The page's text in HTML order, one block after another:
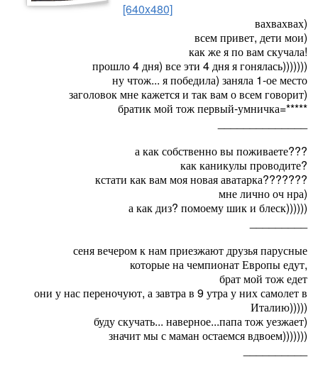
[640x480]
вахвахвах)
всем привет, дети мои)
как же я по вам скучала!
прошло 4 дня) все эти 4 дня я гонялась)))))))
ну чтож... я победила) заняла 1-ое место
заголовок мне кажется и так вам о всем говорит)
братик мой тож первый-умничка=*****
а как собственно вы поживаете???
как каникулы проводите?
кстати как вам моя новая аватарка???????
мне лично оч нра)
а как диз? помоему шик и блеск))))))
сеня вечером к нам приезжают друзья парусные
которые на чемпионат Европы едут,
брат мой тож едет
они у нас переночуют, а завтра в 9 утра у них самолет в
Италию)))))
буду скучать... наверное...папа тож уезжает)
значит мы с маман остаемся вдвоем)))))))